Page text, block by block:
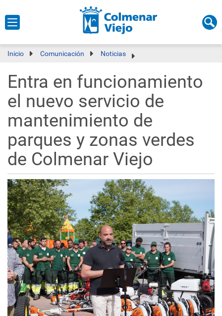
Inicio Comunicación Noticias
Entra en funcionamiento
el nuevo servicio de
mantenimiento de
parques y zonas verdes
de Colmenar Viejo